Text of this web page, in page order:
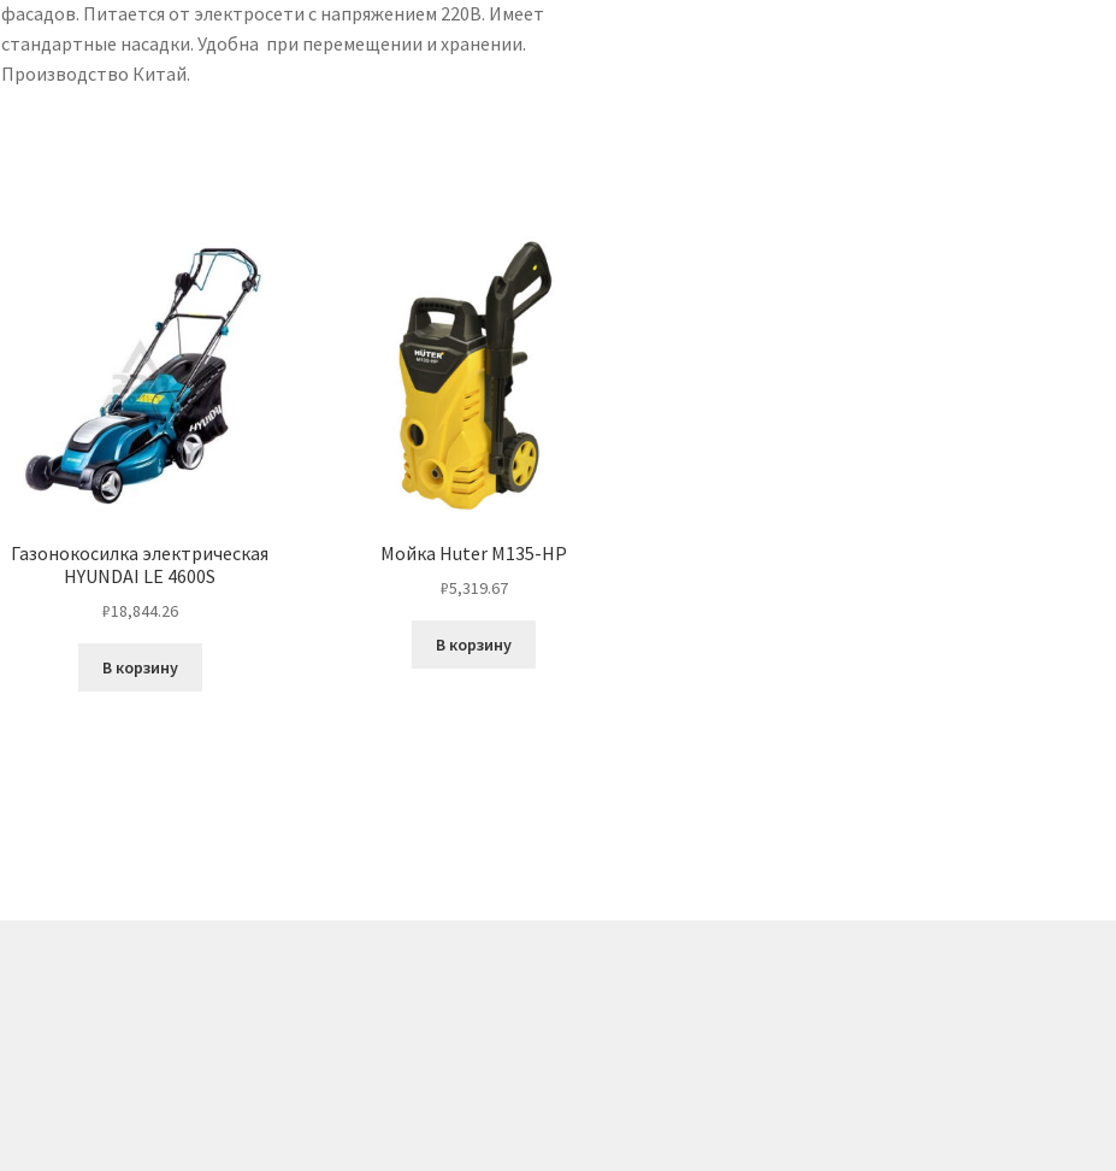
фасадов. Питается от электросети с напряжением 220В. Имеет
стандартные насадки. Удобна при перемещении и хранении.
Производство Китай.
Газонокосилка электрическая
HYUNDAI LE 4600S
₽18,844.26
В корзину
Мойка Huter M135-HP
₽5,319.67
В корзину